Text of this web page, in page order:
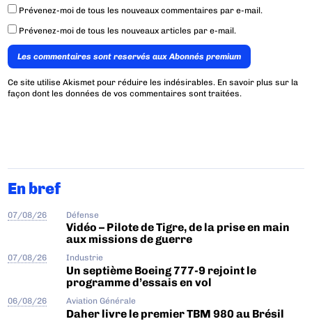
Prévenez-moi de tous les nouveaux commentaires par e-mail.
Prévenez-moi de tous les nouveaux articles par e-mail.
Les commentaires sont reservés aux Abonnés premium
Ce site utilise Akismet pour réduire les indésirables. En savoir plus sur la
façon dont les données de vos commentaires sont traitées.
En bref
07/08/26 Défense
Vidéo – Pilote de Tigre, de la prise en main
aux missions de guerre
07/08/26 Industrie
Un septième Boeing 777-9 rejoint le
programme d’essais en vol
06/08/26 Aviation Générale
Daher livre le premier TBM 980 au Brésil